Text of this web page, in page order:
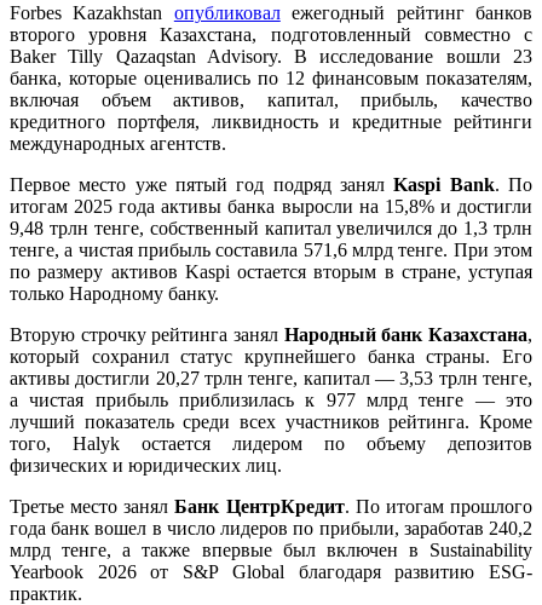
Forbes Kazakhstan опубликовалежегодный рейтинг банков
второго уровня Казахстана, подготовленный совместно с
Baker Tilly Qazaqstan Advisory. В исследование вошли 23
банка, которые оценивались по 12 финансовым показателям,
включая объем активов, капитал, прибыль, качество
кредитного портфеля, ликвидность и кредитные рейтинги
международных агентств.
Первое место уже пятый год подряд занялKaspi Bank. По
итогам 2025 года активы банка выросли на 15,8% и достигли
9,48 трлн тенге, собственный капитал увеличился до 1,3 трлн
тенге, а чистая прибыль составила 571,6 млрд тенге. При этом
по размеру активов Kaspi остается вторым в стране, уступая
только Народному банку.
Вторую строчку рейтинга занял Народный банк Казахстана,
который сохранил статус крупнейшего банка страны. Его
активы достигли 20,27 трлн тенге, капитал — 3,53 трлн тенге,
а чистая прибыль приблизилась к 977 млрд тенге — это
лучший показатель среди всех участников рейтинга. Кроме
того, Halyk остается лидером по объему депозитов
физических и юридических лиц.
Третье место занялБанк ЦентрКредит. По итогам прошлого
года банк вошел в число лидеров по прибыли, заработав 240,2
млрд тенге, а также впервые был включен в Sustainability
Yearbook 2026 от S&P Global благодаря развитию ESG-
практик.